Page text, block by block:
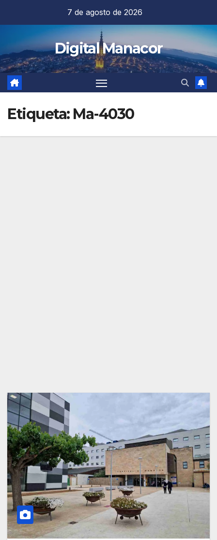
contenido
7 de agosto de 2026
Digital Manacor
Etiqueta: Ma-4030